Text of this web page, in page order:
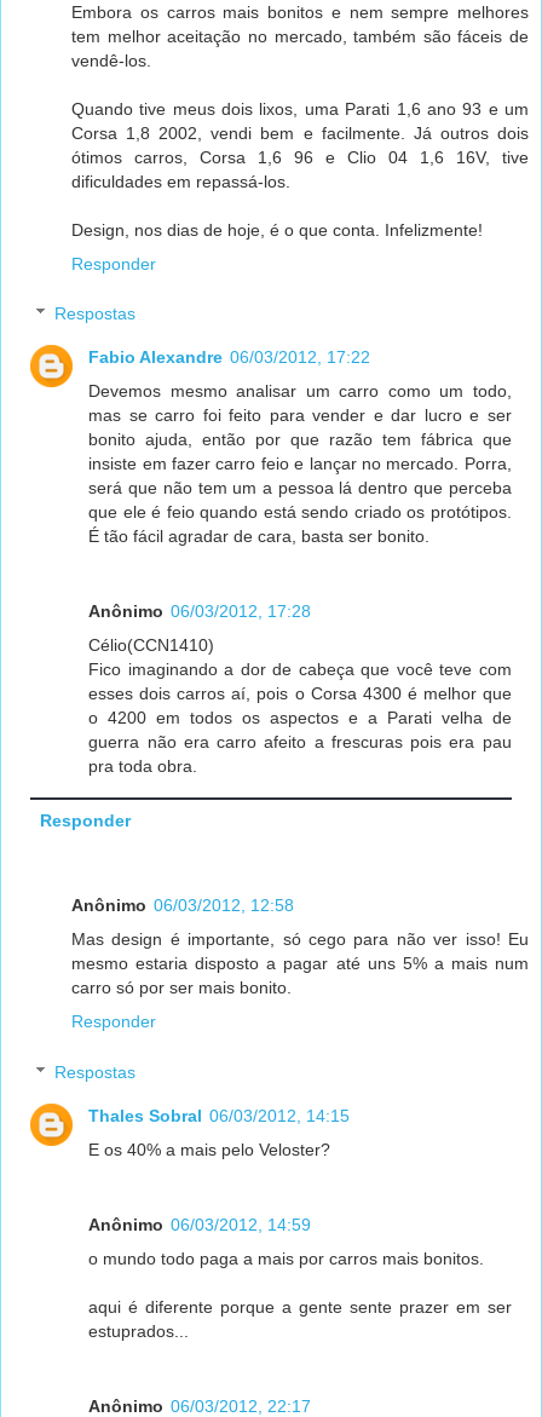
Embora os carros mais bonitos e nem sempre melhores
tem melhor aceitação no mercado, também são fáceis de
vendê-los.
Quando tive meus dois lixos, uma Parati 1,6 ano 93 e um
Corsa 1,8 2002, vendi bem e facilmente. Já outros dois
ótimos carros, Corsa 1,6 96 e Clio 04 1,6 16V, tive
dificuldades em repassá-los.
Design, nos dias de hoje, é o que conta. Infelizmente!
Responder
Respostas
Fabio Alexandre 06/03/2012, 17:22
Devemos mesmo analisar um carro como um todo,
mas se carro foi feito para vender e dar lucro e ser
bonito ajuda, então por que razão tem fábrica que
insiste em fazer carro feio e lançar no mercado. Porra,
será que não tem um a pessoa lá dentro que perceba
que ele é feio quando está sendo criado os protótipos.
É tão fácil agradar de cara, basta ser bonito.
Anônimo 06/03/2012, 17:28
Célio(CCN1410)
Fico imaginando a dor de cabeça que você teve com
esses dois carros aí, pois o Corsa 4300 é melhor que
o 4200 em todos os aspectos e a Parati velha de
guerra não era carro afeito a frescuras pois era pau
pra toda obra.
Responder
Anônimo 06/03/2012, 12:58
Mas design é importante, só cego para não ver isso! Eu
mesmo estaria disposto a pagar até uns 5% a mais num
carro só por ser mais bonito.
Responder
Respostas
Thales Sobral 06/03/2012, 14:15
E os 40% a mais pelo Veloster?
Anônimo 06/03/2012, 14:59
o mundo todo paga a mais por carros mais bonitos.
aqui é diferente porque a gente sente prazer em ser
estuprados...
Anônimo 06/03/2012, 22:17